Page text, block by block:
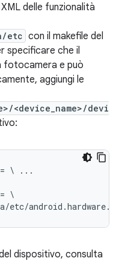
delle funzionalità
etc con il makefile del
specificare che il
fotocamera e può
aggiungi le
<device_name>/devi
:= \ ...
\
dispositivo, consulta